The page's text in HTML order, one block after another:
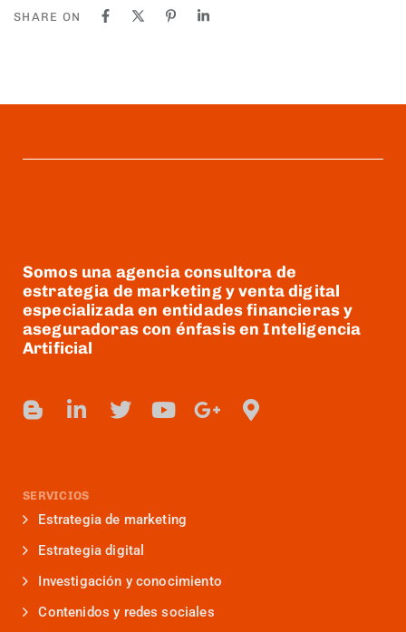
SHARE ON
Somos una agencia consultora de
estrategia de marketing y venta digital
especializada en entidades financieras y
aseguradoras con énfasis en Inteligencia
Artificial
SERVICIOS
Estrategia de marketing
Estrategia digital
Investigación y conocimiento
Contenidos y redes sociales